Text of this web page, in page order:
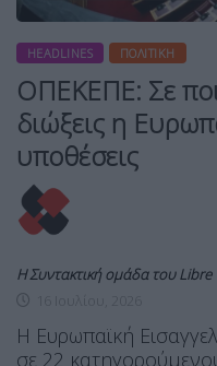
HEADLINES ΠΟΛΙΤΙΚΉ
ΟΠΕΚΕΠΕ: Σε
διώξεις η
υποθέσεις
Η Συντακτική ομάδα του Libre
Η Ευρωπαϊκή
σε 22